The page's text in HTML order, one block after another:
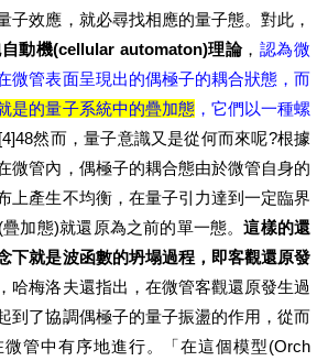
子效應，就必尋找相應的量子態。對此，
動機(cellular automaton)理論， 認為微
微管表面呈現出的偶極子的耦合狀態，而
是的量子系統中的疊加態，它們以一種螺
[4]48然而，量子意識又是從何而來呢?根據
微管內，偶極子的耦合態由於微管自身的
上產生不均衡，在量子引力達到一定臨界
加態)就還原為之前的單一態。這樣的還
下就是波函數的坍塌過程，即客觀還原發
哈梅洛夫還指出，在微管客觀還原發生過
到了協調偶極子的量子振盪的作用，從而
管中有序地進行。「在這個模型(Orch